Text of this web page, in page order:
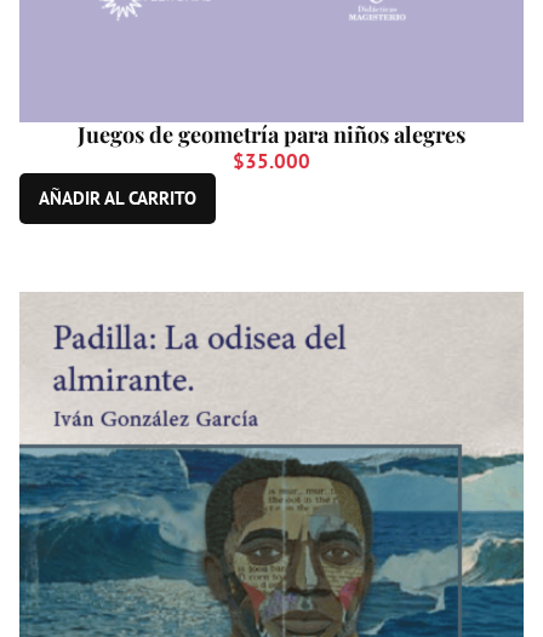
Juegos de geometría para niños alegres
$35.000
AÑADIR AL CARRITO